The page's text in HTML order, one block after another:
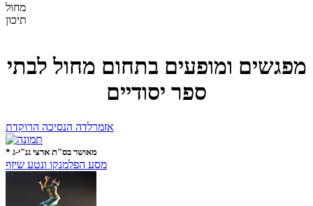
מחול
תיכון
מפגשים ומופעים בתחום מחול לבתי
ספר יסודיים
אזמרלדה הנסיכה הרוקדת
* מאושר בס"ת ארצי גנ"י-ג
מסע הפלמנקו ונטע שיזף